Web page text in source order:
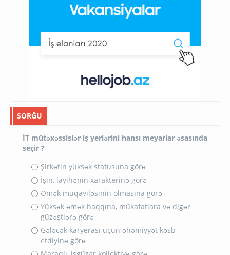
SORĞU
İT mütəxəssislər iş yerlərini hansı meyarlar əsasında
seçir ?
Şirkətin yüksək statusuna görə
İşin, layihənin xarakterinə görə
Əmək müqaviləsinin olmasına görə
Yüksək əmək haqqına, mükafatlara və digər
güzəştlərə görə
Gələcək karyerası üçün əhəmiyyət kəsb
etdiyinə görə